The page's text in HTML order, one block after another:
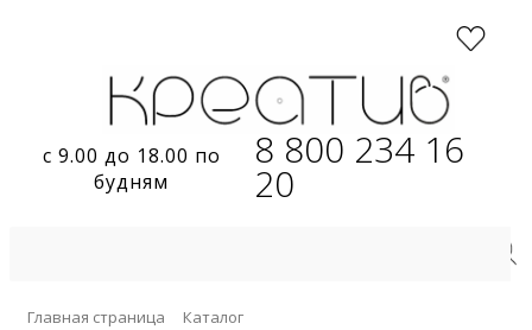
с 9.00 до 18.00 по
будням
8 800 234 16
20
Главная страница
Каталог